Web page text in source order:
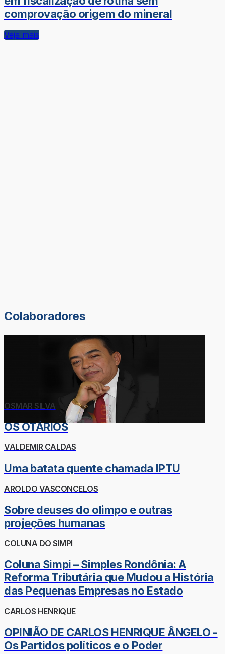
comprovação origem do mineral
Veja mais
Colaboradores
OSMAR SILVA
OS OTÁRIOS
VALDEMIR CALDAS
Uma batata quente chamada IPTU
AROLDO VASCONCELOS
Sobre deuses do olimpo e outras
projeções humanas
COLUNA DO SIMPI
Coluna Simpi – Simples Rondônia: A
Reforma Tributária que Mudou a História
das Pequenas Empresas no Estado
CARLOS HENRIQUE
OPINIÃO DE CARLOS HENRIQUE ÂNGELO -
Os Partidos políticos e o Poder